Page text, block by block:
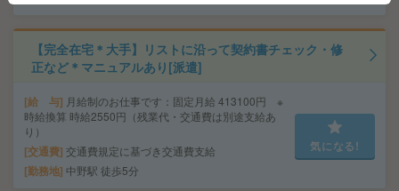
【完全在宅＊大手】リストに沿って契約書チェック・修
正など＊マニュアルあり[派遣]
給 与 月給制のお仕事です：固定月給 413100円 ※
時給換算 時給2550円（残業代・交通費は別途支給あ
り）
交通費 交通費規定に基づき交通費支給
勤務地 中野駅 徒歩5分
気になる!